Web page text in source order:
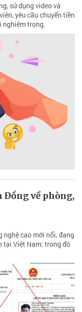
sử dụng video và
yêu cầu chuyển tiền
nghiêm trọng.
Đồng về phòng,
nghệ cao mới nổi, đang
tại Việt Nam; trong đó